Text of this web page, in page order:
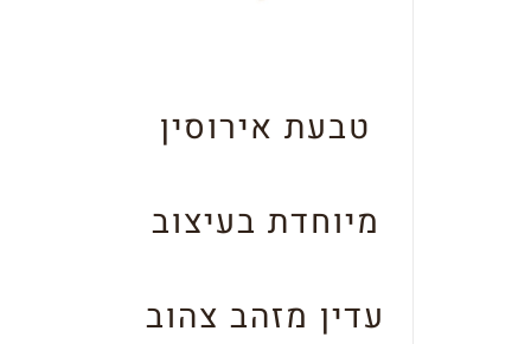
טבעת אירוסין
מיוחדת בעיצוב
עדין מזהב צהוב